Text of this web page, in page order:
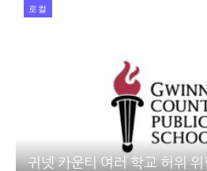
로컬
귀넷 카운티 여러 학교 허위